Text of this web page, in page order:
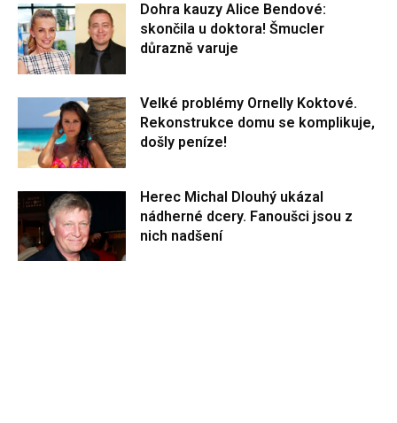
Dohra kauzy Alice Bendové:
skončila u doktora! Šmucler
důrazně varuje
Velké problémy Ornelly Koktové.
Rekonstrukce domu se komplikuje,
došly peníze!
Herec Michal Dlouhý ukázal
nádherné dcery. Fanoušci jsou z
nich nadšení